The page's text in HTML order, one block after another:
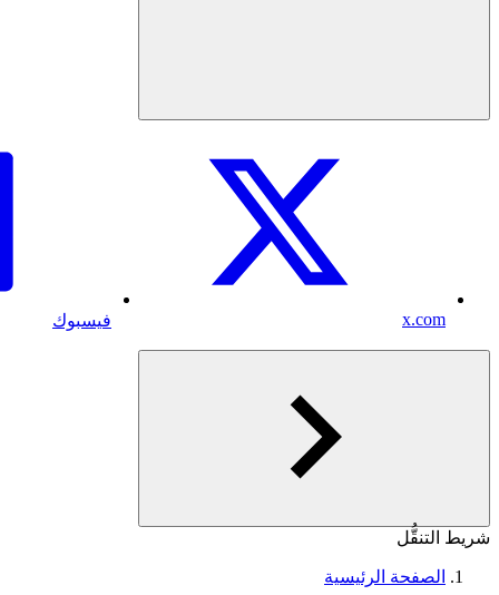
x.com فيسبوك
شريط التنقُّل
الصفحة الرئيسية